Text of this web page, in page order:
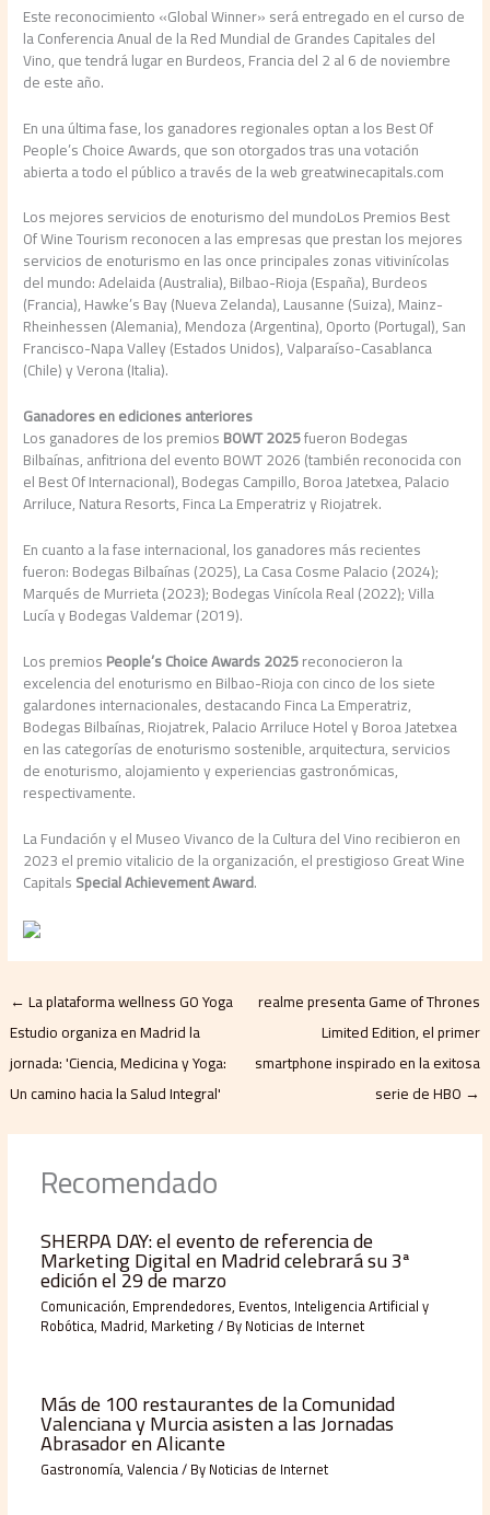
Este reconocimiento «Global Winner» será entregado en el curso de
la Conferencia Anual de la Red Mundial de Grandes Capitales del
Vino, que tendrá lugar en Burdeos, Francia del 2 al 6 de noviembre
de este año.
En una última fase, los ganadores regionales optan a los Best Of
People’s Choice Awards, que son otorgados tras una votación
abierta a todo el público a través de la web greatwinecapitals.com
Los mejores servicios de enoturismo del mundoLos Premios Best
Of Wine Tourism reconocen a las empresas que prestan los mejores
servicios de enoturismo en las once principales zonas vitivinícolas
del mundo: Adelaida (Australia), Bilbao-Rioja (España), Burdeos
(Francia), Hawke’s Bay (Nueva Zelanda), Lausanne (Suiza), Mainz-
Rheinhessen (Alemania), Mendoza (Argentina), Oporto (Portugal), San
Francisco-Napa Valley (Estados Unidos), Valparaíso-Casablanca
(Chile) y Verona (Italia).
Ganadores en ediciones anteriores
Los ganadores de los premiosBOWT 2025fueron Bodegas
Bilbaínas, anfitriona del evento BOWT 2026 (también reconocida con
el Best Of Internacional), Bodegas Campillo, Boroa Jatetxea, Palacio
Arriluce, Natura Resorts, Finca La Emperatriz y Riojatrek.
En cuanto a la fase internacional, los ganadores más recientes
fueron: Bodegas Bilbaínas (2025), La Casa Cosme Palacio (2024);
Marqués de Murrieta (2023); Bodegas Vinícola Real (2022); Villa
Lucía y Bodegas Valdemar (2019).
Los premiosPeople’s Choice Awards 2025reconocieron la
excelencia del enoturismo en Bilbao-Rioja con cinco de los siete
galardones internacionales, destacando Finca La Emperatriz,
Bodegas Bilbaínas, Riojatrek, Palacio Arriluce Hotel y Boroa Jatetxea
en las categorías de enoturismo sostenible, arquitectura, servicios
de enoturismo, alojamiento y experiencias gastronómicas,
respectivamente.
La Fundación y el Museo Vivanco de la Cultura del Vino recibieron en
2023 el premio vitalicio de la organización, el prestigioso Great Wine
CapitalsSpecial Achievement Award.
←La plataforma wellness GO Yoga
Estudio organiza en Madrid la
jornada: 'Ciencia, Medicina y Yoga:
Un camino hacia la Salud Integral'
realme presenta Game of Thrones
Limited Edition, el primer
smartphone inspirado en la exitosa
serie de HBO →
Recomendado
SHERPA DAY: el evento de referencia de
Marketing Digital en Madrid celebrará su 3ª
edición el 29 de marzo
Comunicación, Emprendedores, Eventos, Inteligencia Artificial y
Robótica, Madrid, Marketing/ ByNoticias de Internet
Más de 100 restaurantes de la Comunidad
Valenciana y Murcia asisten a las Jornadas
Abrasador en Alicante
Gastronomía,Valencia/ ByNoticias de Internet